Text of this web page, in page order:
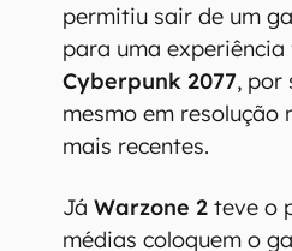
permitiu sair de um
para uma experiência
Cyberpunk 2077, por
mesmo em resolução
mais recentes.
JáWarzone 2 teve o
médias coloquem o